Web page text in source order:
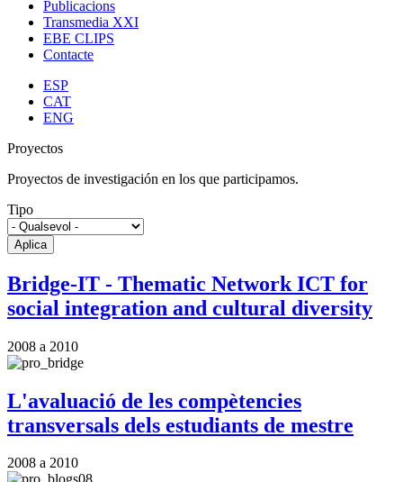
Publicacions
Transmedia XXI
EBE CLIPS
Contacte
ESP
CAT
ENG
Proyectos
Proyectos de investigación en los que participamos.
Tipo
Bridge-IT - Thematic Network ICT for
social integration and cultural diversity
2008 a 2010
L'avaluació de les compètencies
transversals dels estudiants de mestre
2008 a 2010